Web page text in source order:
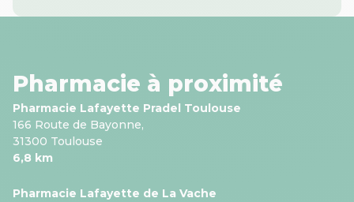
Pharmacie à proximité
Pharmacie Lafayette Pradel Toulouse
166 Route de Bayonne,
31300 Toulouse
6,8 km
Pharmacie Lafayette de La Vache